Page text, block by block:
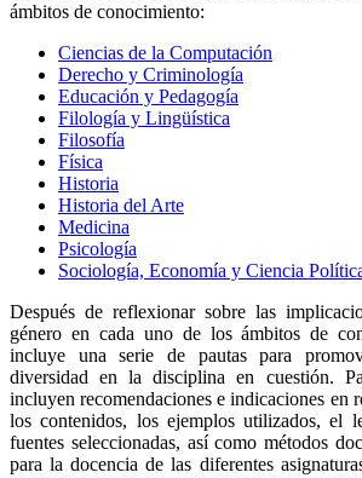
ámbitos de conocimiento:
Ciencias de la Computación
Derecho y Criminología
Educación y Pedagogía
Filología y Lingüística
Filosofía
Física
Historia
Historia del Arte
Medicina
Psicología
Sociología, Economía y Ciencia
Después de reflexionar sobre las
género en cada uno de los ámbitos de
incluye una serie de pautas para
diversidad en la disciplina en cuestión.
incluyen recomendaciones e indicaciones en
los contenidos, los ejemplos utilizados, el
fuentes seleccionadas, así como métodos
para la docencia de las diferentes